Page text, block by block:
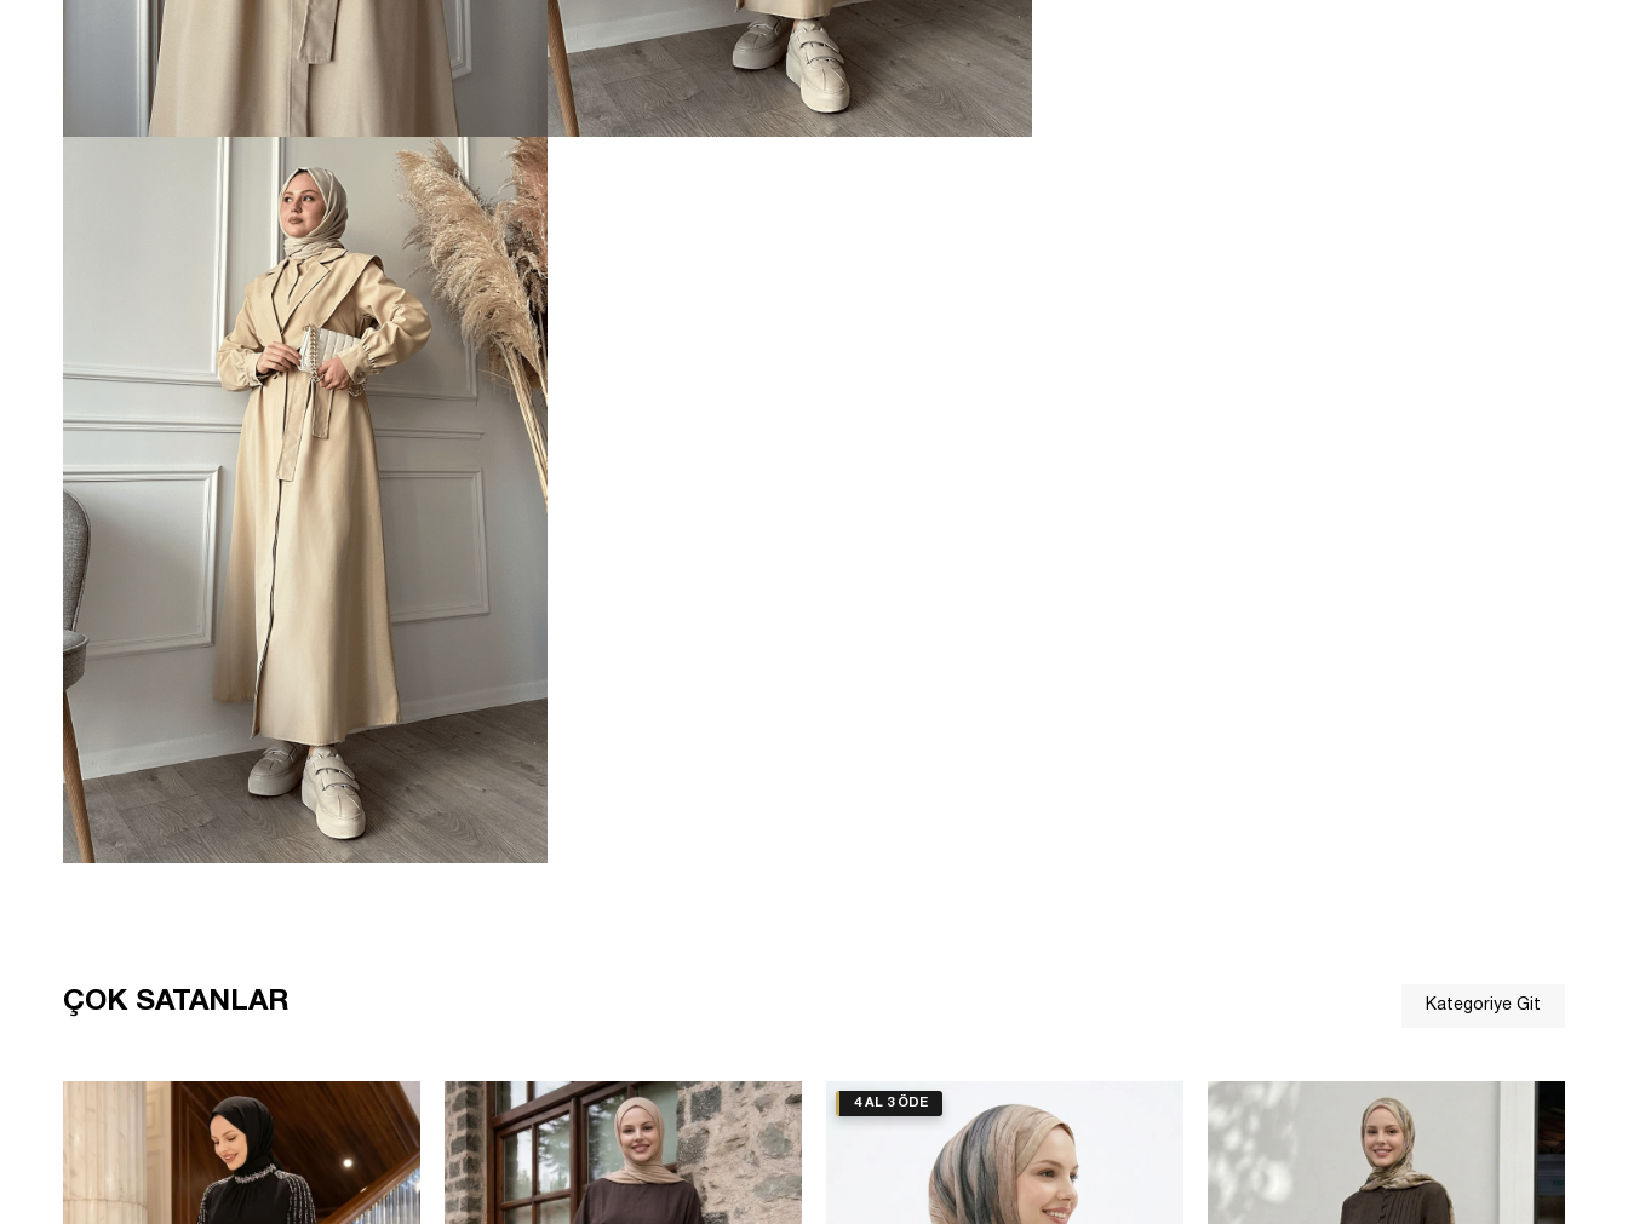
ÇOK SATANLAR
4 AL 3 ÖDE
Kategoriye Git